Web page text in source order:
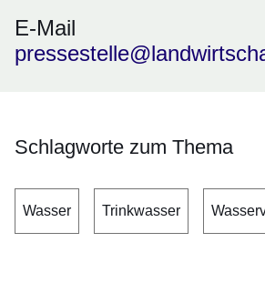
E-Mail
Schlagworte zum Thema
Wasser Trinkwasser